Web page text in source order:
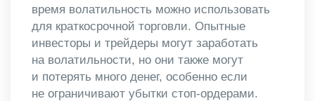
время волатильность можно использовать
для краткосрочной торговли. Опытные
инвесторы и трейдеры могут заработать
на волатильности, но они также могут
и потерять много денег, особенно если
не ограничивают убытки стоп-ордерами.